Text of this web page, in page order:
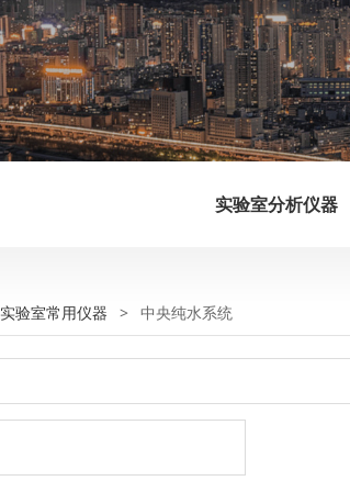
实验室分析仪器
实验室常用仪器 > 中央纯水系统